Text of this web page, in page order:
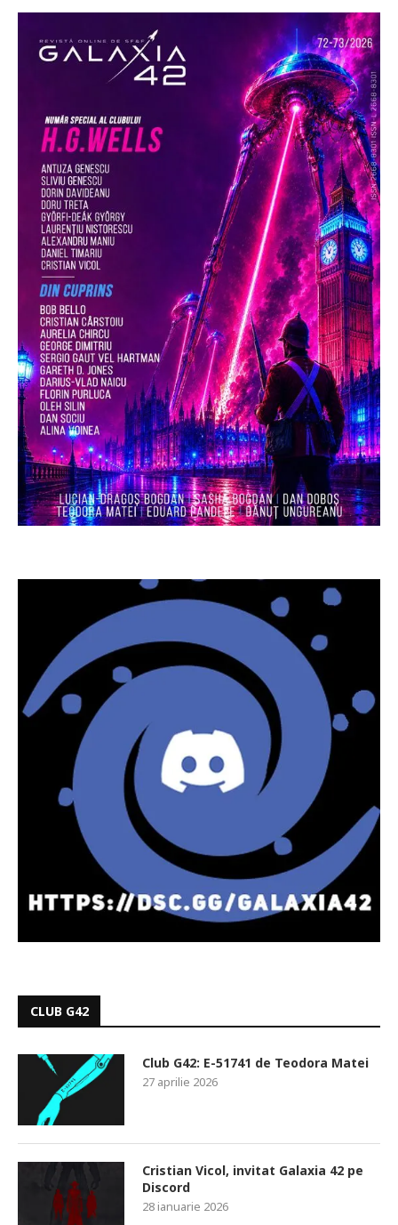
CLUB G42
Club G42: E-51741 de Teodora Matei
27 aprilie 2026
Cristian Vicol, invitat Galaxia 42 pe
Discord
28 ianuarie 2026